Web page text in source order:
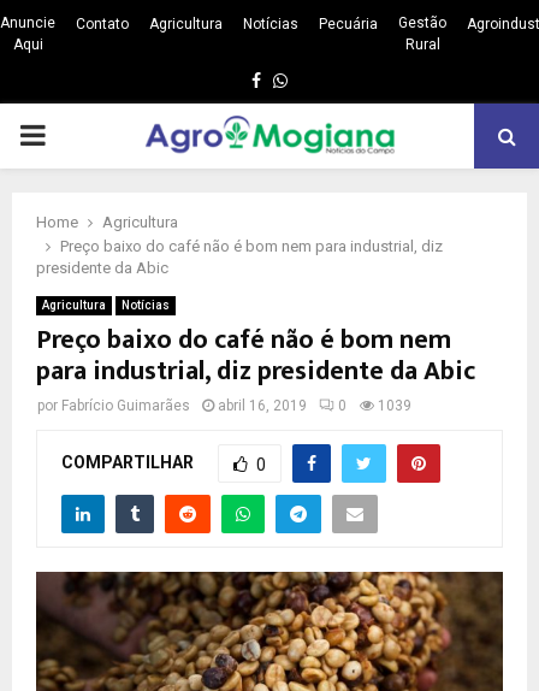
Anuncie
Aqui
Contato Agricultura Notícias Pecuária
Gestão
Rural
Facebook
Whatsapp
PRIMARY
Home
Agricultura
Preço baixo do café não é bom nem para industrial, diz
presidente da Abic
Agricultura Notícias
Preço baixo do café não é bom nem
para industrial, diz presidente da Abic
por Fabrício Guimarães abril 16, 2019 0 1039
COMPARTILHAR 0